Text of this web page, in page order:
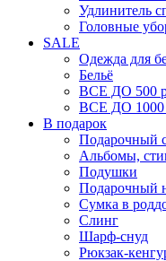
Удлинитель
Головные
SALE
Одежда для
Бельё
ВСЕ ДО 500
ВСЕ ДО 1000
В подарок
Подарочный
Альбомы,
Подушки
Подарочный
Сумка в
Слинг
Шарф-снуд
Рюкзак-